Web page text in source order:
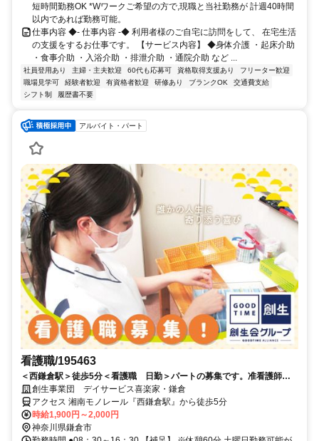
短時間勤務OK *Wワークご希望の方で,現職と当社勤務が 計週40時間
以内であれば勤務可能。
仕事内容 ◆- 仕事内容 -◆ 利用者様のご自宅に訪問をして、 在宅生活
の支援をするお仕事です。 【サービス内容】 ◆身体介護 ・起床介助
・食事介助 ・入浴介助 ・排泄介助 ・通院介助 など ...
社員登用あり 主婦・主夫歓迎 60代も応募可 資格取得支援あり
フリーター歓迎
職場見学可
経験者歓迎 有資格者歓迎 研修あり ブランクOK
交通費支給
シフト制
履歴書不要
アルバイト・パート
看護職/195463
＜西鎌倉駅＞徒歩5分＜看護職 日勤＞パートの募集です。准看護師の
方も応募可能。
創生事業団 デイサービス喜楽家・鎌倉
アクセス 湘南モノレール『西鎌倉駅』から徒歩5分
時給1,900円～2,000円
神奈川県鎌倉市